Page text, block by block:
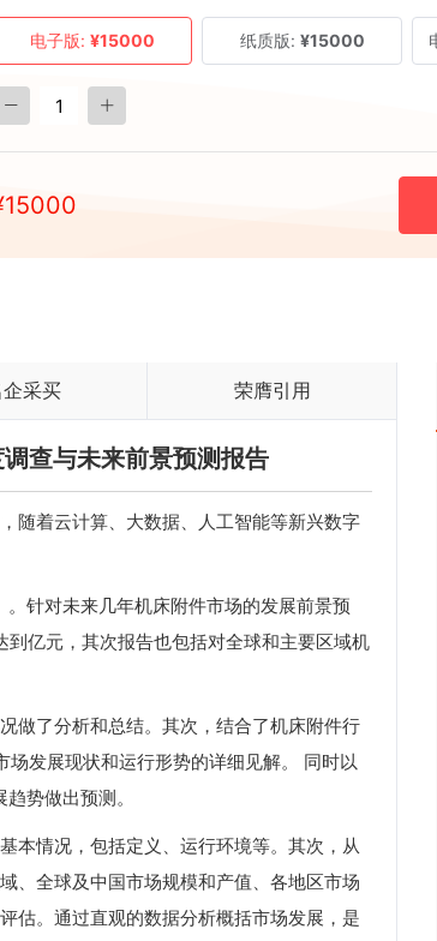
电子版: ¥15000 纸质版: ¥15000
15000
采买 荣膺引用
查与未来前景预测报告
随着云计算、大数据、人工智能等新兴数字
针对未来几年机床附件市场的发展前景预
亿元，其次报告也包括对全球和主要区域机
做了分析和总结。其次，结合了机床附件行
发展现状和运行形势的详细见解。 同时以
势做出预测。
本情况，包括定义、运行环境等。其次，从
、全球及中国市场规模和产值、各地区市场
估。通过直观的数据分析概括市场发展，是